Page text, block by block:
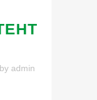
by admin